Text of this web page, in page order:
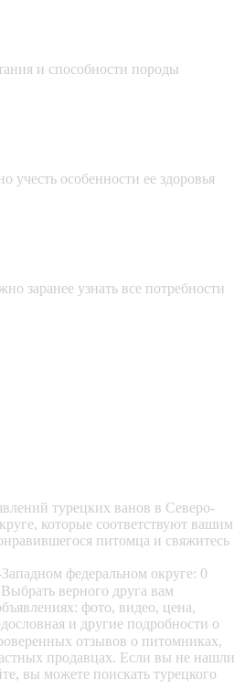
и способности породы
особенности ее здоровья
заранее узнать все потребности
турецких ванов в Северо-
которые соответствуют вашим
питомца и свяжитесь
федеральном округе: 0
верного друга вам
фото, видео, цена,
и другие подробности о
отзывов о питомниках,
продавцах. Если вы не нашли
вы можете поискать турецкого